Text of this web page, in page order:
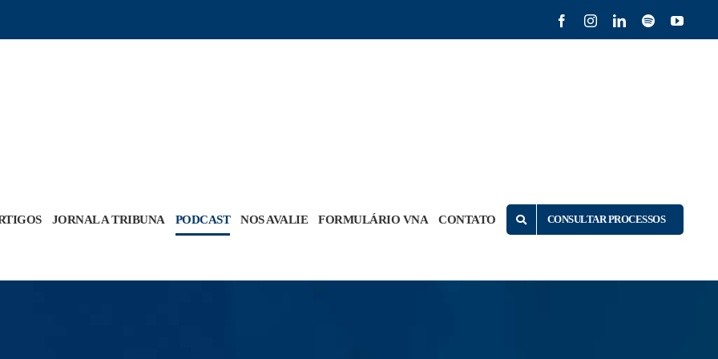
FacebookInstagramLinkedIn
Spotify
JORNAL A TRIBUNA PODCAST NOS AVALIE FORMULÁRIO VNA CONTATO CONSULTAR PROCESSOS